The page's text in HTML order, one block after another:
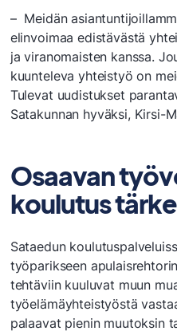
– Meidän
elinvoimaa edistävästä
ja viranomaisten kanssa.
kuunteleva yhteistyö on
Tulevat uudistukset
Satakunnan hyväksi, Kirsi-
Osaavan
koulutus
Sataedun
työparikseen
tehtäviin kuuluvat muun
työelämäyhteistyöstä
palaavat pienin muutoksin